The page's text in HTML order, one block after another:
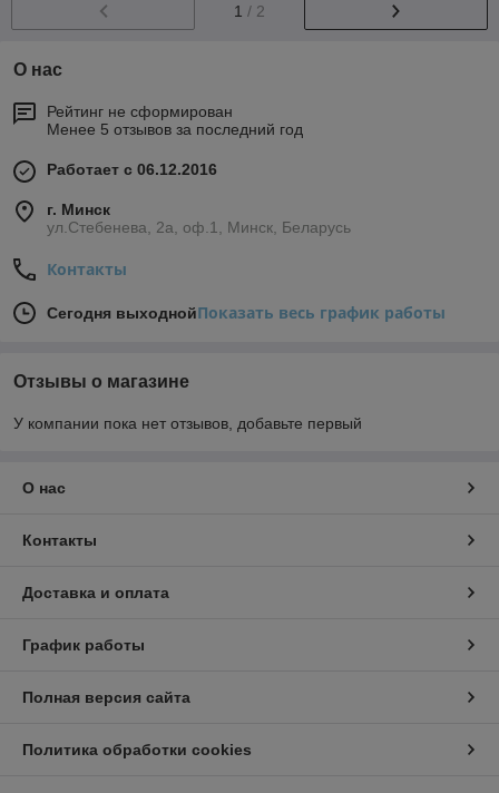
1 / 2
О нас
Рейтинг не сформирован
Менее 5 отзывов за последний год
Работает с 06.12.2016
г. Минск
ул.Стебенева, 2а, оф.1, Минск, Беларусь
Контакты
Сегодня выходнойПоказать весь график работы
Отзывы о магазине
У компании пока нет отзывов, добавьте первый
О нас
Контакты
Доставка и оплата
График работы
Полная версия сайта
Политика обработки cookies